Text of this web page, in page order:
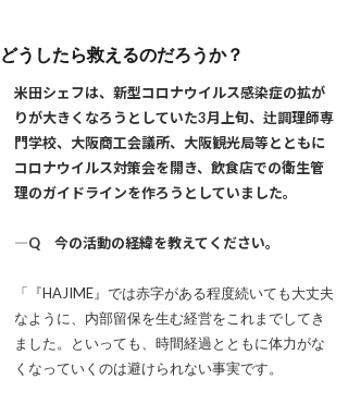
どうしたら救えるのだろうか？
米田シェフは、新型コロナウイルス感染症の拡が
りが大きくなろうとしていた3月上旬、辻調理師専
門学校、大阪商工会議所、大阪観光局等とともに
コロナウイルス対策会を開き、飲食店での衛生管
理のガイドラインを作ろうとしていました。
―Q 今の活動の経緯を教えてください。
「『HAJIME』では赤字がある程度続いても大丈夫
なように、内部留保を生む経営をこれまでしてき
ました。といっても、時間経過とともに体力がな
くなっていくのは避けられない事実です。